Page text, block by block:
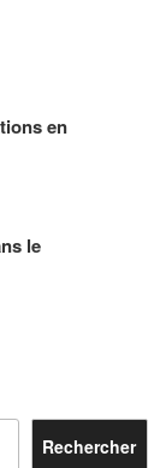
en
le
Rechercher